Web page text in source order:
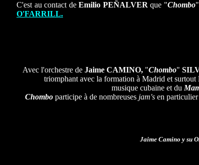
C'est au contact deEmilio PEÑALVER que "Chombo
O'FARRILL.
Avec l'orchestre de Jaime CAMINO, "Chombo"
triomphant avec la formation à Madrid et surtout
musique cubaine et du
Chombo participe à de nombreuses jam's en
Jaime Camino y su